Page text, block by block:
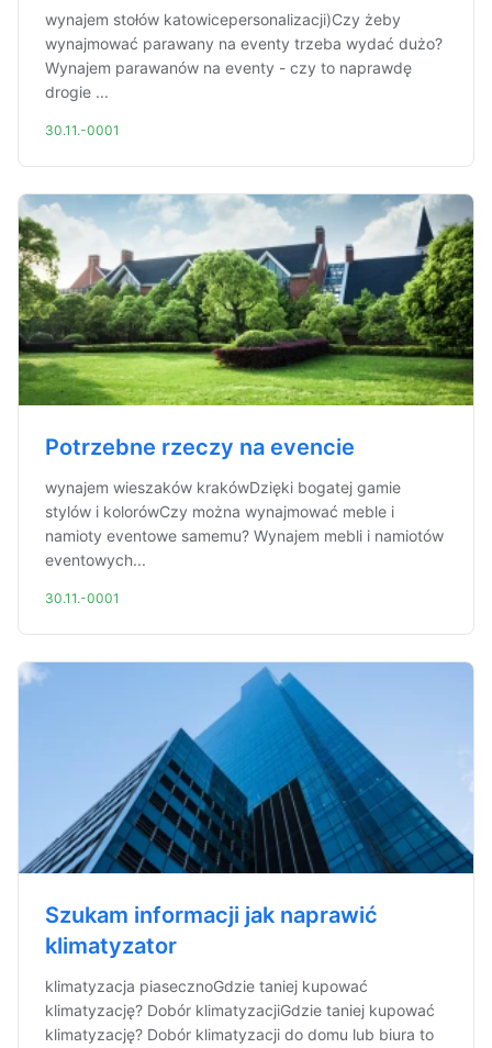
wynajem stołów katowicepersonalizacji)Czy żeby
wynajmować parawany na eventy trzeba wydać dużo?
Wynajem parawanów na eventy - czy to naprawdę
drogie ...
30.11.-0001
Potrzebne rzeczy na evencie
wynajem wieszaków krakówDzięki bogatej gamie
stylów i kolorówCzy można wynajmować meble i
namioty eventowe samemu? Wynajem mebli i namiotów
eventowych...
30.11.-0001
Szukam informacji jak naprawić
klimatyzator
klimatyzacja piasecznoGdzie taniej kupować
klimatyzację? Dobór klimatyzacjiGdzie taniej kupować
klimatyzację? Dobór klimatyzacji do domu lub biura to